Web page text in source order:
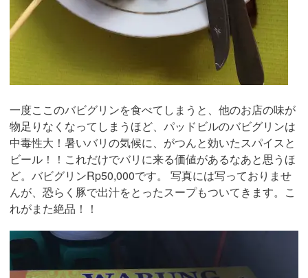
一度ここのバビグリンを食べてしまうと、他のお店の味が
物足りなくなってしまうほど、パッドビルのバビグリンは
中毒性大！暑いバリの気候に、がつんと効いたスパイスと
ビール！！これだけでバリに来る価値があるなあと思うほ
ど。バビグリンRp50,000です。 写真には写っておりませ
んが、恐らく豚で出汁をとったスープもついてきます。こ
れがまた絶品！！